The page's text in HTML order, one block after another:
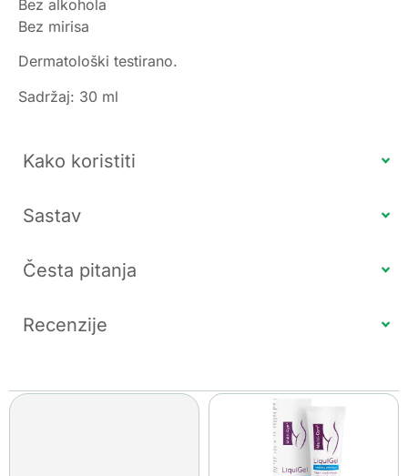
Bez alkohola
Bez mirisa
Dermatološki testirano.
Sadržaj: 30 ml
Kako koristiti
Sastav
Česta pitanja
Recenzije